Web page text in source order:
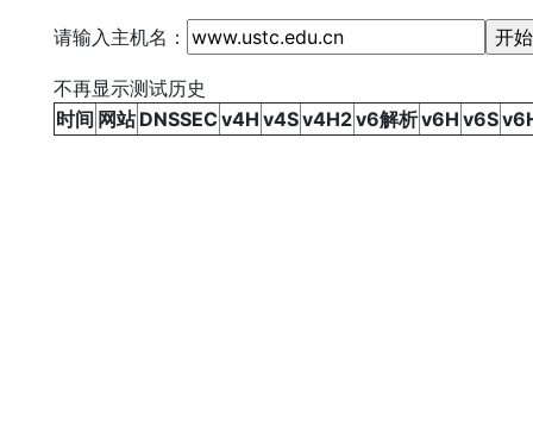
请输入主机名：
不再显示测试历史
时间 网站 DNSSECv4H v4Sv4H2v6解析v6H v6S